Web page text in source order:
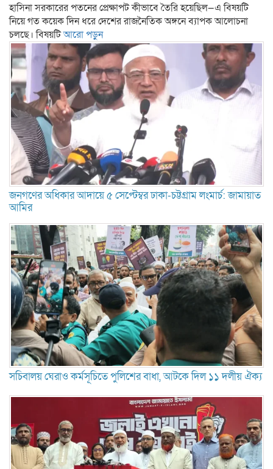
হাসিনা সরকারের পতনের প্রেক্ষাপট কীভাবে তৈরি হয়েছিল—এ বিষয়টি
নিয়ে গত কয়েক দিন ধরে দেশের রাজনৈতিক অঙ্গনে ব্যাপক আলোচনা
চলছে। বিষয়টিআরো পড়ুন
জনগণের অধিকার আদায়ে ৫ সেপ্টেম্বর ঢাকা-চট্টগ্রাম লংমার্চ: জামায়াত
আমির
সচিবালয় ঘেরাও কর্মসূচিতে পুলিশের বাধা, আটকে দিল ১১ দলীয় ঐক্য